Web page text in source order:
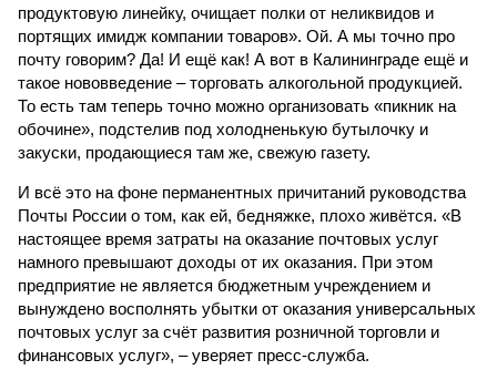
продуктовую линейку, очищает полки от неликвидов и
портящих имидж компании товаров». Ой. А мы точно про
почту говорим? Да! И ещё как! А вот в Калининграде ещё и
такое нововведение – торговать алкогольной продукцией.
То есть там теперь точно можно организовать «пикник на
обочине», подстелив под холодненькую бутылочку и
закуски, продающиеся там же, свежую газету.
И всё это на фоне перманентных причитаний руководства
Почты России о том, как ей, бедняжке, плохо живётся. «В
настоящее время затраты на оказание почтовых услуг
намного превышают доходы от их оказания. При этом
предприятие не является бюджетным учреждением и
вынуждено восполнять убытки от оказания универсальных
почтовых услуг за счёт развития розничной торговли и
финансовых услуг», – уверяет пресс-служба.